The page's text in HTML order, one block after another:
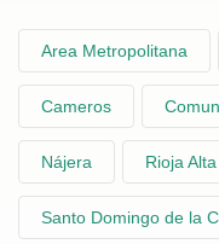
Area Metropolitana
Cameros
Nájera Rioja Alta
Santo Domingo de la